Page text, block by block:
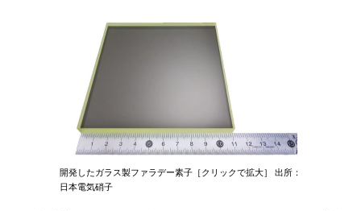
開発したガラス製ファラデー素子［クリックで拡大］ 出所：
日本電気硝子